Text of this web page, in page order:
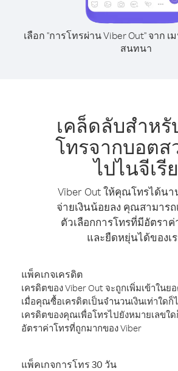
เลือก "การโทรผ่าน Viber Out" จาก
สนทนา
เคล็ดลับสำหรั
โทรจากบอตส
ไปไนจีเรีย
Viber Out ให้คุณโทรได้น
จ่ายเงินน้อยลง คุณสามารถ
ตัวเลือกการโทรที่มีอัตราค่
และยืดหยุ่นได้ของเ
แพ็คเกจเครดิต
เครดิตของ Viber Out จะถูกเพิ่มเข้าใน
เมื่อคุณซื้อเครดิตเป็นจำนวนเงินเท่าใด
เครดิตของคุณเพื่อโทรไปยังหมายเลขใ
อัตราค่าโทรที่ถูกมากของ Viber
แพ็คเกจการโทร 30 วัน